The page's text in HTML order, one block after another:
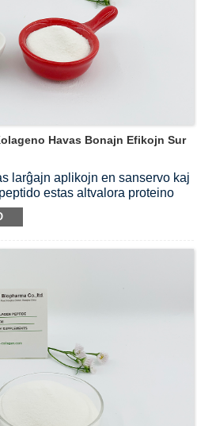
Havas Bonajn Efikojn Sur
larĝajn aplikojn en sanservo kaj
estas altvalora proteino
riĉa je diversaj aminoacidoj
havas unikan
korpo.Bova kolagena peptido
resanigon kaj plibonigante
fari la haŭton humida kaj
de kartilaga histo, malpezigi
resanigon, akceli la
kaj plibonigi la korpan